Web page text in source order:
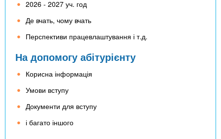
2026 - 2027 уч. год
Де вчать, чому вчать
Перспективи працевлаштування і т.д.
На допомогу абітурієнту
Корисна інформація
Умови вступу
Документи для вступу
і багато іншого